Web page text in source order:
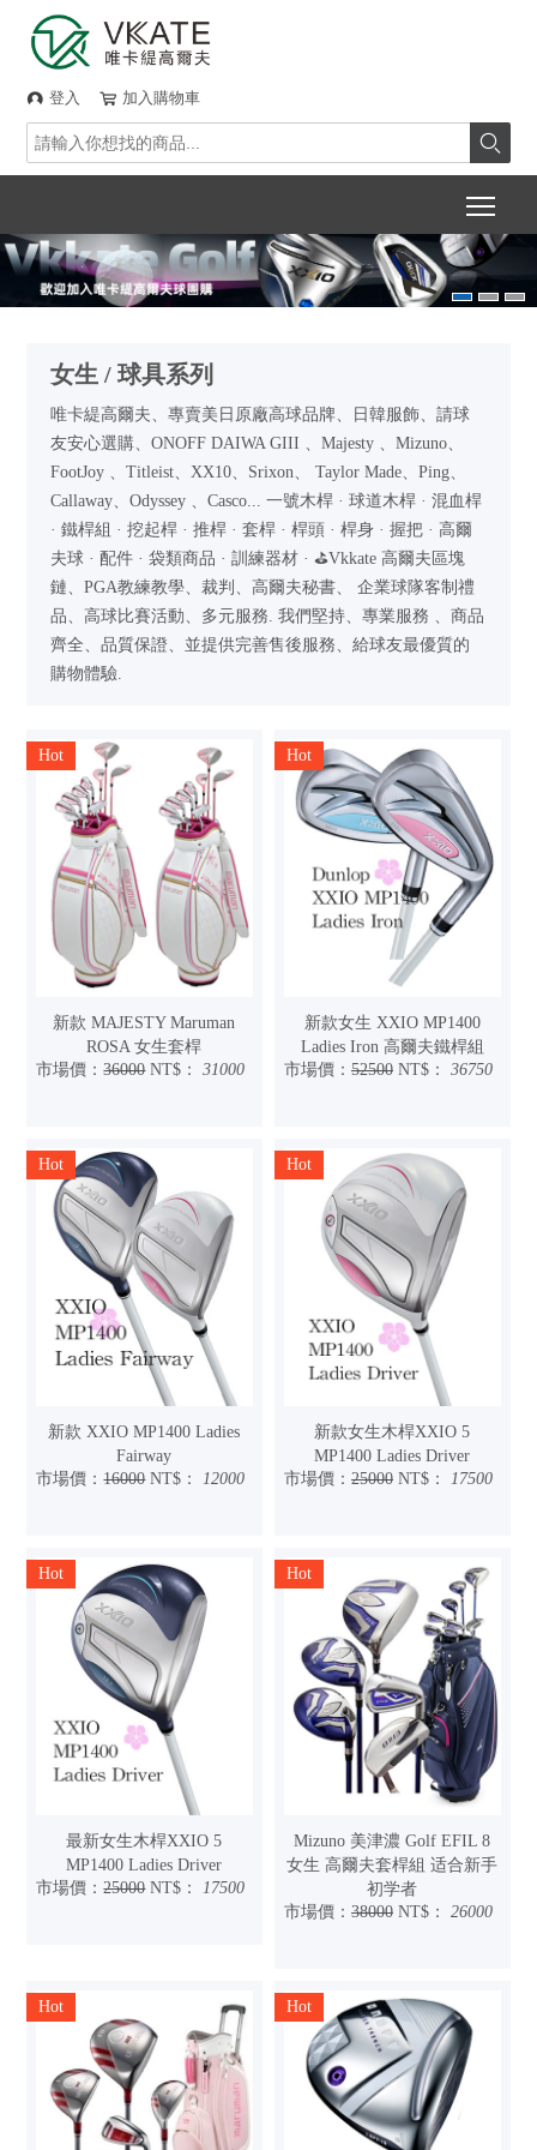
 登入  加入購物車

女生 / 球具系列
唯卡緹高爾夫、專賣美日原廠高球品牌、日韓服飾、請球
友安心選購、ONOFF DAIWA GIII 、Majesty 、Mizuno、
FootJoy 、Titleist、XX10、Srixon、 Taylor Made、Ping、
Callaway、Odyssey 、Casco... 一號木桿 · 球道木桿 · 混血桿
· 鐵桿組 · 挖起桿 · 推桿 · 套桿 · 桿頭 · 桿身 · 握把 · 高爾
夫球 · 配件 · 袋類商品 · 訓練器材 · ⛳Vkkate 高爾夫區塊
鏈、PGA教練教學、裁判、高爾夫秘書、 企業球隊客制禮
品、高球比賽活動、多元服務. 我們堅持、專業服務 、商品
齊全、品質保證、並提供完善售後服務、給球友最優質的
購物體驗.
Hot
新款 MAJESTY Maruman
ROSA 女生套桿
市場價：36000 NT$：31000
Hot
新款女生 XXIO MP1400
Ladies Iron 高爾夫鐵桿組
市場價： 52500 NT$： 36750
Hot
新款 XXIO MP1400 Ladies
Fairway
市場價：16000 NT$： 12000
Hot
新款女生木桿XXIO 5
MP1400 Ladies Driver
市場價： 25000 NT$： 17500
Hot
最新女生木桿XXIO 5
MP1400 Ladies Driver
市場價：25000 NT$： 17500
Hot
Mizuno 美津濃 Golf EFIL 8
女生 高爾夫套桿組 适合新手
初学者
市場價： 38000 NT$： 26000
Hot Hot